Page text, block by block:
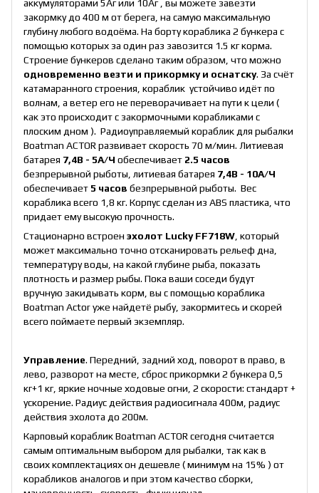
аккумуляторами 5Aг или 10Aг , вы можете завезти
закормку до 400 м от берега, на самую максимальную
глубину любого водоёма. На борту кораблика 2 бункера с
помощью которых за один раз завозится 1.5 кг корма.
Строение бункеров сделано таким образом, что можно
одновременно везти и прикормку и оснатску. За счёт
катамаранного строения, кораблик устойчиво идёт по
волнам, а ветер его не переворачивает на пути к цели (
как это происходит с закормочными корабликами с
плоским дном ). Радиоуправляемый кораблик для рыбалки
Boatman ACTOR развивает скорость 70 м/мин. Литиевая
батарея 7,4В - 5А/Ч обеспечивает 2.5 часов
безпрерывной рыботы, литиевая батарея 7,4В - 10А/Ч
обеспечивает 5 часов безпрерывной рыботы. Вес
кораблика всего 1,8 кг. Корпус сделан из ABS пластика, что
придает ему высокую прочность.
Стационарно встроен эхолот Lucky FF718W , который
может максимально точно отсканировать рельеф дна,
температуру воды, на какой глубине рыба, показать
плотность и размер рыбы. Пока ваши соседи будут
вручную закидывать корм, вы с помощью кораблика
Boatman Actor уже найдетё рыбу, закормитесь и скорей
всего поймаете первый экземпляр.
Управление. Передний, задний ход, поворот в право, в
лево, разворот на месте, сброс прикормки 2 бункера 0,5
кг+1 кг, яркие ночные ходовые огни, 2 скорости: стандарт +
ускорение. Радиус действия радиосигнала 400м, радиус
действия эхолота до 200м.
Карповый кораблик Boatman ACTOR сегодня считается
самым оптимальным выбором для рыбалки, так как в
своих комплектациях он дешевле ( минимум на 15% ) от
корабликов аналогов и при этом качество сборки,